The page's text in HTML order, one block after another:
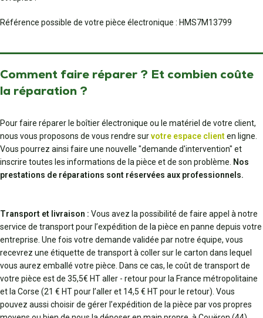
Référence possible de votre pièce électronique : HMS7M13799
Comment faire réparer ? Et combien coûte
la réparation ?
Pour faire réparer le boîtier électronique ou le matériel de votre client,
nous vous proposons de vous rendre survotre espace clienten ligne.
Vous pourrez ainsi faire une nouvelle "demande d'intervention" et
inscrire toutes les informations de la pièce et de son problème. Nos
prestations de réparations sont réservées aux professionnels.
Transport et livraison : Vous avez la possibilité de faire appel à notre
service de transport pour l’expédition de la pièce en panne depuis votre
entreprise. Une fois votre demande validée par notre équipe, vous
recevrez une étiquette de transport à coller sur le carton dans lequel
vous aurez emballé votre pièce. Dans ce cas, le coût de transport de
votre pièce est de 35,5€ HT aller - retour pour la France métropolitaine
et la Corse (21 € HT pour l’aller et 14,5 € HT pour le retour). Vous
pouvez aussi choisir de gérer l’expédition de la pièce par vos propres